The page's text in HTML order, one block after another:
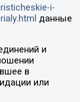
i-
данные
и
в
или